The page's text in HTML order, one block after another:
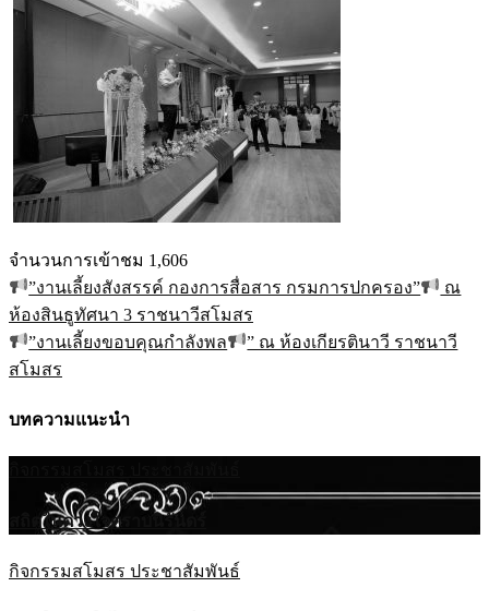
จำนวนการเข้าชม 1,606
แนะแนว
เรื่อง
”งานเลี้ยงสังสรรค์ กองการสื่อสาร กรมการปกครอง”
ณ
ห้องสินธูทัศนา 3 ราชนาวีสโมสร
”งานเลี้ยงขอบคุณกำลังพล
” ณ ห้องเกียรตินาวี ราชนาวี
สโมสร
บทความแนะนำ
สถิตในดวงใจตราบนิรันดร์
กิจกรรมสโมสร ประชาสัมพันธ์